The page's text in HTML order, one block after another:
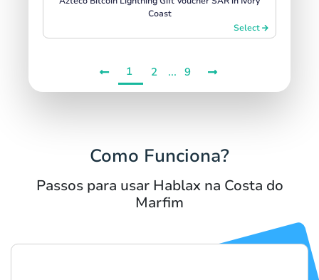
Coast
Select
1 2 ... 9
Como Funciona?
Passos para usar Hablax na Costa do
Marfim